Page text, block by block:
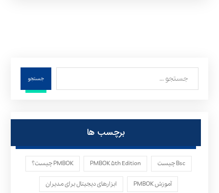
جستجو
برچسب ها
Bsc چیست PMBOK ۵th Edition PMBOK چیست؟
آموزش PMBOK ابزارهای دیجیتال برای مدیران